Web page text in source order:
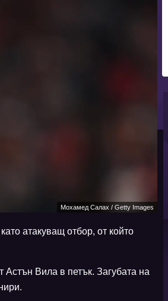
Мохамед Салах / Getty Images
атакуващ отбор, от който
Вила в петък. Загубата на